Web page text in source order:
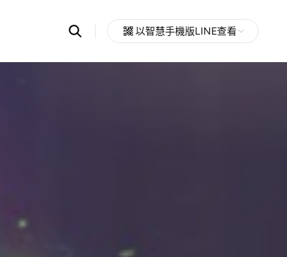
Search
OpenChats
messages
search
以智慧手機版LINE查看